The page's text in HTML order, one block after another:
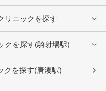
リニックを探す
クを探す(騎射場駅)
クを探す(唐湊駅)